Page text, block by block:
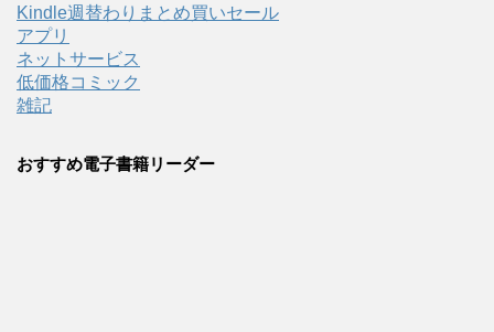
Kindle週替わりまとめ買いセール
アプリ
ネットサービス
低価格コミック
雑記
おすすめ電子書籍リーダー